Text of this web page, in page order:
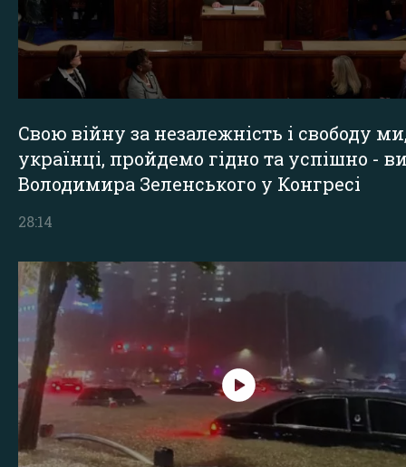
Свою війну за незалежність і свободу
українці, пройдемо гідно та успішно -
Володимира Зеленського у Конгресі
28:14